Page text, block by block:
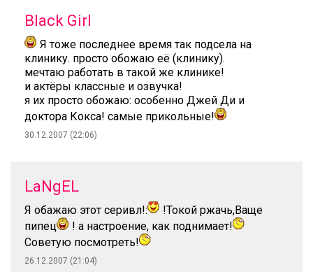
Black Girl
Я тоже последнее время так подсела на
клинику. просто обожаю её (клинику).
мечтаю работать в такой же клинике!
и актёры классные и озвучка!
я их просто обожаю: особенно Джей Ди и
доктора Кокса! самые прикольные!
30.12.2007 (22:06)
LaNgEL
Я обажаю этот серивл!:
!Токой ржачь,Ваще
пипец
! а настроение, как поднимает!
Советую посмотреть!
26.12.2007 (21:04)